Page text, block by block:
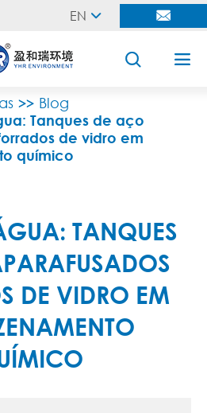
EN  
 
Blog
Tanques de aço
de vidro em
químico
TANQUES
DE VIDRO EM